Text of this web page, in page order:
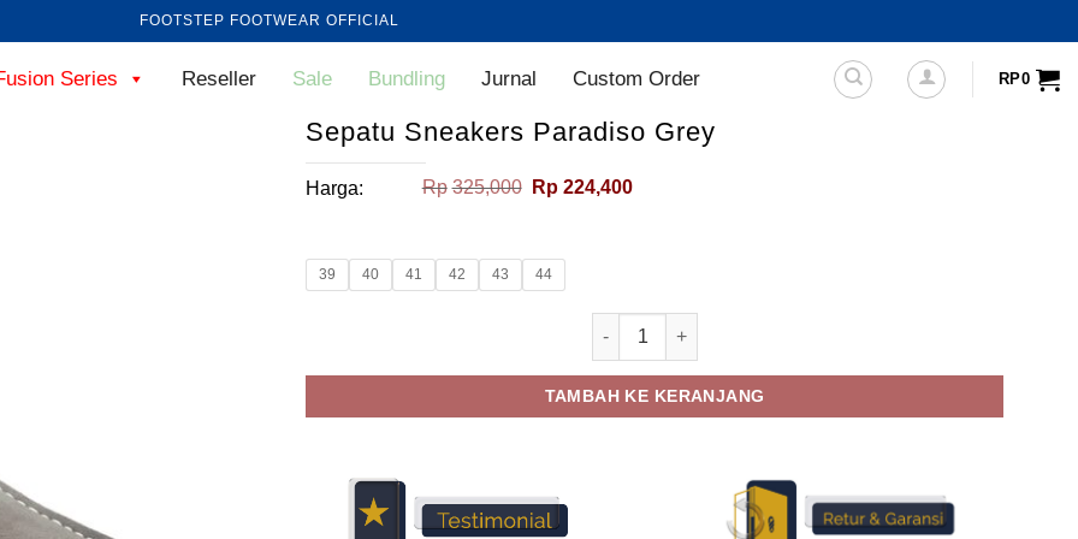
FOOTSTEP FOOTWEAR OFFICIAL
Series Reseller Sale Bundling Jurnal Custom Order RP0
Sepatu Sneakers Paradiso Grey
Harga: Rp 325,000 Harga
Rp 224,400Harga
39 40 41 42 43 44
Kuantitas Sepatu Sneakers Paradiso Grey
TAMBAH KE KERANJANG